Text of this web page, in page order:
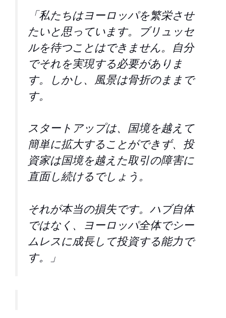
「私たちはヨーロッパを繁栄させ
たいと思っています。ブリュッセ
ルを待つことはできません。自分
でそれを実現する必要がありま
す。しかし、風景は骨折のままで
す。
スタートアップは、国境を越えて
簡単に拡大することができず、投
資家は国境を越えた取引の障害に
直面し続けるでしょう。
それが本当の損失です。ハブ自体
ではなく、ヨーロッパ全体でシー
ムレスに成長して投資する能力で
す。」